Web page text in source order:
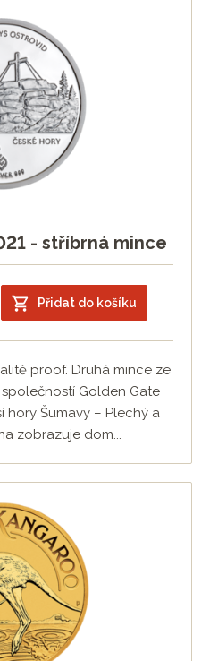
- stříbrná mince
Přidat do košíku
proof. Druhá mince ze
Golden Gate
hory Šumavy – Plechý a
zobrazuje dom...